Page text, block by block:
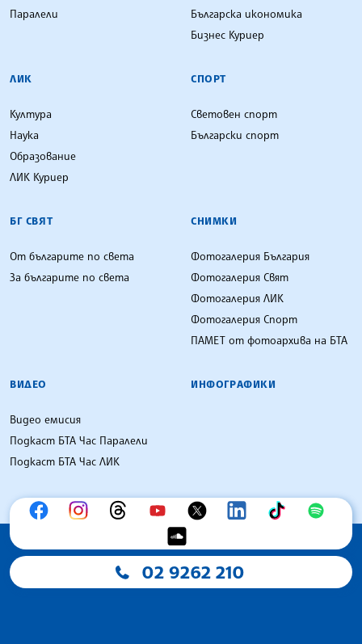
Паралели
Българска икономика
Бизнес Куриер
ЛИК
Култура
Наука
Образование
ЛИК Куриер
СПОРТ
Световен спорт
Български спорт
БГ СВЯТ
От българите по света
За българите по света
СНИМКИ
Фотогалерия България
Фотогалерия Свят
Фотогалерия ЛИК
Фотогалерия Спорт
ПАМЕТ от фотоархива на БТА
ВИДЕО
Видео емисия
Подкаст БТА Час Паралели
Подкаст БТА Час ЛИК
ИНФОГРАФИКИ
02 9262 210